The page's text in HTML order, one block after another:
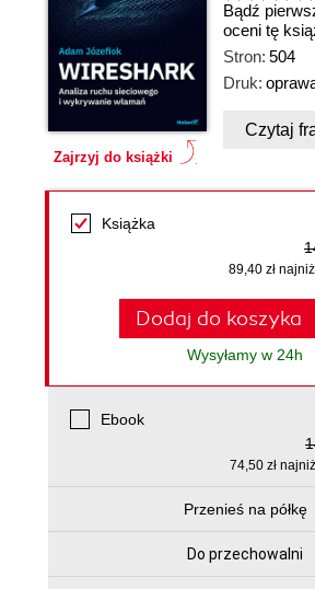
Zajrzyj do książki
Bądź
oceni tę
Stron: 504
Druk:
Czytaj
Książka
89,40 zł
Dodaj do koszyka
Wysyłamy w 24h
Ebook
74,50 zł
Przenieś na półkę
Do przechowalni